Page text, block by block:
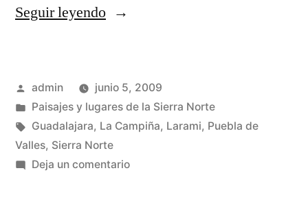
Seguir leyendo«La
Publicado
por
admin
junio 5, 2009
Publicado
en
Paisajes y lugares de la Sierra Norte
Etiquetas:
Guadalajara, La Campiña, Larami, Puebla de
Valles, Sierra Norte
Deja un comentarioen